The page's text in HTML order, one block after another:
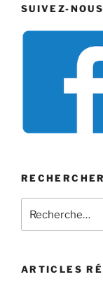
SUIVEZ-
RECHERCHER
pour
ARTICLES